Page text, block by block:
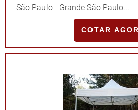
São Paulo - Grande São Paulo...
COTAR